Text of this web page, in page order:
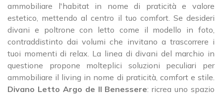
ammobiliare l'habitat in nome di praticità e valore
estetico, mettendo al centro il tuo comfort. Se desideri
divani e poltrone con letto come il modello in foto,
contraddistinto dai volumi che invitano a trascorrere i
tuoi momenti di relax. La linea di divani del marchio in
questione propone molteplici soluzioni peculiari per
ammobiliare il living in nome di praticità, comfort e stile.
Divano Letto Argo de Il Benessere: ricrea uno spazio